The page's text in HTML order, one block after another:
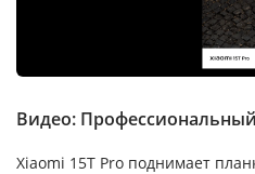
Видео:
Xiaomi 15T Pro поднимает